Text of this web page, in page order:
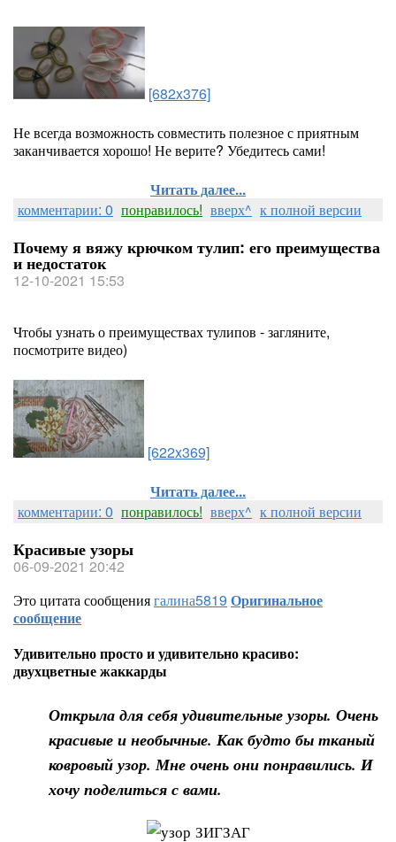
[682x376]
Не всегда возможность совместить полезное с приятным
заканчивается хорошо! Не верите? Убедитесь сами!
Читать далее...
комментарии: 0 понравилось! вверх^ к полной версии
Почему я вяжу крючком тулип: его преимущества
и недостаток
12-10-2021 15:53
Чтобы узнать о преимуществах тулипов - загляните,
посмотрите видео)
[622x369]
Читать далее...
комментарии: 0 понравилось! вверх^ к полной версии
Красивые узоры
06-09-2021 20:42
Это цитата сообщениягалина5819 Оригинальное
сообщение
Удивительно просто и удивительно красиво:
двухцветные жаккарды
Открыла для себя удивительные узоры. Очень
красивые и необычные. Как будто бы тканый
ковровый узор. Мне очень они понравились. И
хочу поделиться с вами.